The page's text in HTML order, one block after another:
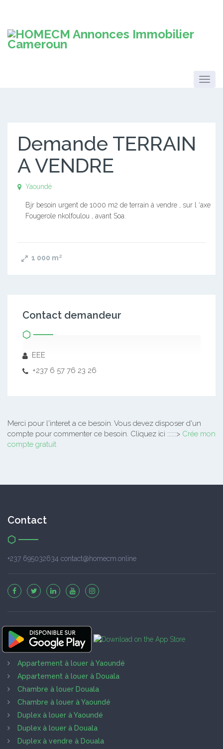
Demande TERRAIN
A VENDRE
Yaoundé
Bjr besoin urgent de 1000 m2 de terrain à vendre , sur l ‘axe
Fougerole nkolfoulou , avant Soa.
1 000 m²
Contact demandeur
EEE
+237 6 57 76 23 26
Merci pour l'interet a ce besoin. Vous devez disposer d'un
compte pour commenter ce besoin. Cliquez ici ::::::> Crée mon
compte gratuit
Contact
+237 695032634 contact@homecm.online
Appartement à louer à Yaoundé
Appartement à louer à Douala
Chambre à louer Douala
Chambre à louer à Yaoundé
Duplex à louer à Yaoundé
Duplex à louer à Douala
Duplex à vendre à Douala